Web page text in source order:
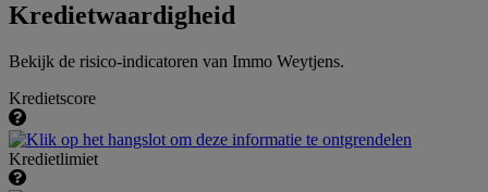
Kredietwaardigheid
Bekijk de risico-indicatoren van Immo Weytjens.
Kredietscore
Kredietlimiet